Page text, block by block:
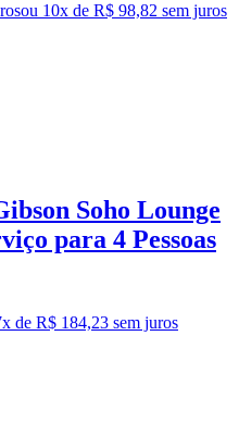
ou 10x de R$ 98,82 sem juros
Soho Lounge
para 4 Pessoas
x de R$ 184,23 sem juros